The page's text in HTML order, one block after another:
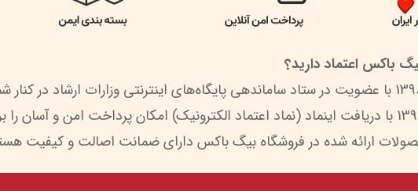
باکس اعتماد دارید؟
ارائه شده در فروشگاه بیگ باکس دارای ضمانت اصالت و کیفیت